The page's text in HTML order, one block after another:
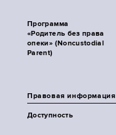
Программа
«Родитель без права
опеки» (Noncustodial
Parent)
Правовая информация
Доступность